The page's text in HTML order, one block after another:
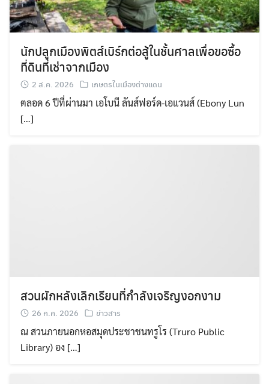
นักปลูกเมืองพิตส์เบิร์กต่อสู้ในชั้นศาลเพื่อขอซื้อ
ที่ดินที่เช่าจากเมือง
2 ส.ค. 2026 เกษตรในเมืองต่างแดน
ตลอด 6 ปีที่ผ่านมา เอโบนี ลันส์ฟอร์ด-เอแวนส์ (Ebony Lun
[…]
สวนผักหลังเลิกเรียนที่กำลังเจริญงอกงาม
26 ก.ค. 2026 ข่าวสาร
ณ สวนภายนอกหอสมุดประชาชนทรูโร (Truro Public
Library) อง […]